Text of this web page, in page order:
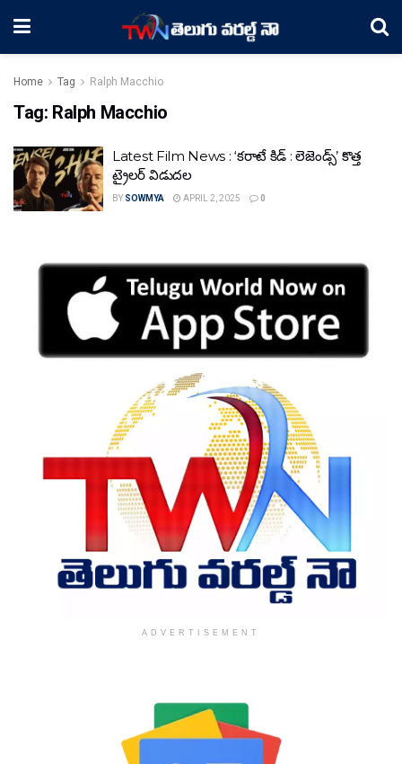
Home Tag Ralph Macchio
Tag: Ralph Macchio
Latest Film News : ‘కరాటే కిడ్ : లెజెండ్స్’ కొత్త
ట్రైలర్ విడుదల
BY SOWMYA APRIL 2, 2025 0
ADVERTISEMENT